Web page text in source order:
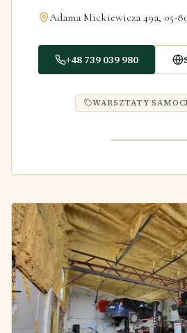
Adama Mickiewicza 49a, 05-
+48 739 039 980
WARSZTATY